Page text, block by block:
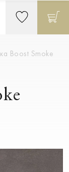
Boost Smoke